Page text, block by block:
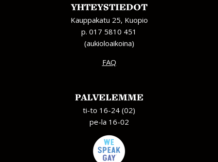
YHTEYSTIEDOT
Kauppakatu 25, Kuopio
p. 017 5810 451
(aukioloaikoina)
FAQ
PALVELEMME
ti-to 16-24 (02)
pe-la 16-02